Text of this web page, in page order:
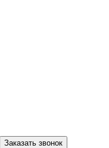
Заказать звонок